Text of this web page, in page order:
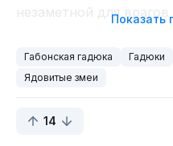
незаметной дляПоказать
Габонская гадюка Гадюки
Ядовитые змеи
14